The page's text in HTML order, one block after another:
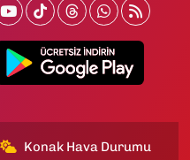
Konak Hava Durumu